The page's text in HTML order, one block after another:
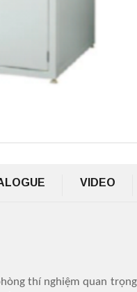
VIDEO
thí nghiệm quan